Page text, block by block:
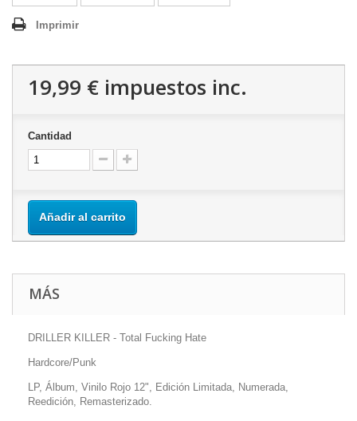
Imprimir
19,99 € impuestos inc.
Cantidad
Añadir al carrito
MÁS
DRILLER KILLER - Total Fucking Hate
Hardcore/Punk
LP, Álbum, Vinilo Rojo 12", Edición Limitada, Numerada,
Reedición, Remasterizado.